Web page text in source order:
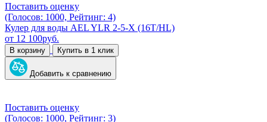
Поставить оценку
(Голосов: 1000, Рейтинг: 4)
Кулер для воды AEL YLR 2-5-X (16T/HL)
от 12 100руб.
В корзину Купить в 1 клик
Добавить к сравнению
Поставить оценку
(Голосов: 1000, Рейтинг: 3)